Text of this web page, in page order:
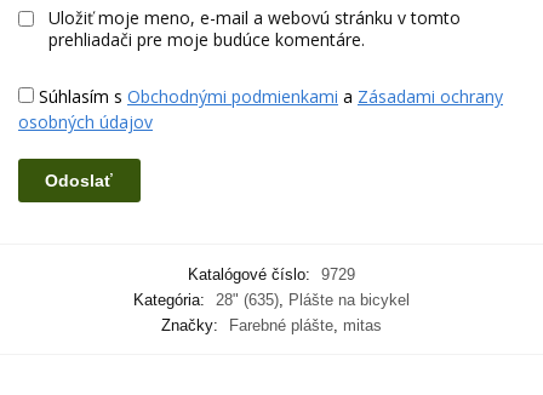
Uložiť moje meno, e-mail a webovú stránku v tomto
prehliadači pre moje budúce komentáre.
Súhlasím s Obchodnými podmienkami a Zásadami ochrany
osobných údajov
Katalógové číslo:
9729
Kategória:
28" (635) Plášte na bicykel
Značky:
Farebné plášte mitas